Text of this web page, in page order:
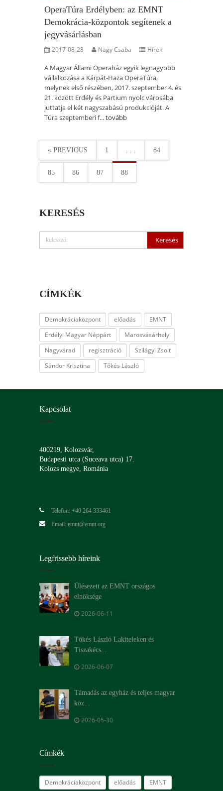
OperaTúra Erdélyben: az EMNT
Demokrácia-központok segítenek a
jegyvásárlásban
2017-08-28 Nagy Csaba Hírek
A Magyar Állami Operaház egyik legnagyobb
vállalkozása a Kárpát-Haza OperaTúra,
melynek első részében, 2017. szeptember 4. és
21. között Erdély és Partium nyolc városába
juttatja el két nagyszabású produkcióját. A
Túra szeptemberi f...tovább
« PREVIOUS 1 . . . 84
85 86 87 88
KERESÉS
CÍMKÉK
Demokráciaközpont előadás
EMNT
Erdélyi Magyar Néppárt
Marosvásárhely
Nagyvárad
regisztráció
Szilágyi Zsolt
Sándor Krisztina
Tőkés László
Kapcsolat
400219, Kolozsvár,
Budapesti utca (Suceava utca) 17.
Kolozs megye, Románia
Telefon: +40 264 333461
Email: emnt@emnt.org
Legfrissebb híreink
Ülésezett az EMNT országos
elnöksége
2026-06-11
Tőkés László Lakiteleken és
Tiszakécs...
2026-06-07
Támadás az egyház és teljes magyar
köz...
2026-05-30
Címkék
Demokráciaközpont előadás EMNT